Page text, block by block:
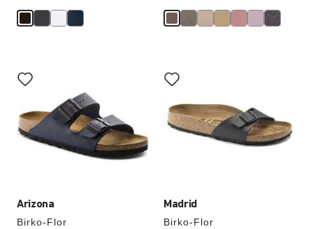
Arizona
Birko-Flor
med
swatch-
vil
oppdatere
produktbildet
Madrid
Birko-Flor
med
swatch-
farger
vil
oppdatere
produktbildet